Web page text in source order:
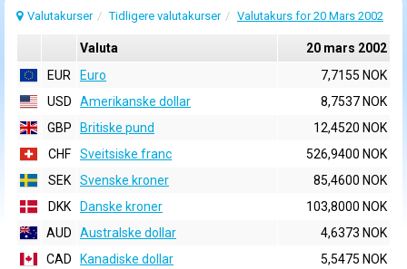
Valutakurser Tidligere valutakurser Valutakurs for 20 Mars 2002
Valuta
20 mars 2002
EUR
Euro
7,7155 NOK
USD
Amerikanske dollar
8,7537 NOK
GBP
Britiske pund
12,4520 NOK
CHF
Sveitsiske franc
526,9400 NOK
SEK
Svenske kroner
85,4600 NOK
DKK
Danske kroner
103,8000 NOK
AUD
Australske dollar
4,6373 NOK
CAD
Kanadiske dollar
5,5475 NOK